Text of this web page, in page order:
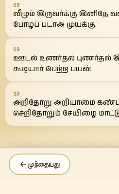
08
வீழும் இருவர்க்கு இனிதே
போழப் படாஅ முயக்கு.
09
ஊடல் உணர்தல் புணர்தல்
கூடியார் பெற்ற பயன்.
10
அறிதோறு அறியாமை
செறிதோறும் சேயிழை
முந்தையது